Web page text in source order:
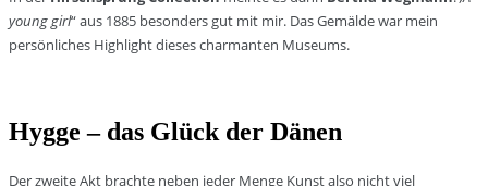
young girl“ aus 1885 besonders gut mit mir. Das Gemälde war mein
persönliches Highlight dieses charmanten Museums.
Hygge – das Glück der Dänen
Der zweite Akt brachte neben jeder Menge Kunst also nicht viel